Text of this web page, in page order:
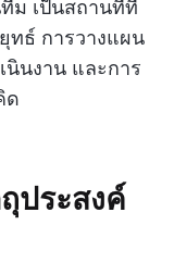
ม เป็นสถานที่ที่
ทธ์ การวางแผน
นินงาน และการ
ด
ประสงค์